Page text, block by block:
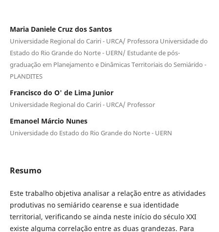
Maria Daniele Cruz dos Santos
Universidade Regional do Cariri - URCA/ Professora Universidade do
Estado do Rio Grande do Norte - UERN/ Estudante de pós-
graduação em Planejamento e Dinâmicas Territoriais do Semiárido -
PLANDITES
Francisco do O' de Lima Junior
Universidade Regional do Cariri - URCA/ Professor
Emanoel Márcio Nunes
Universidade do Estado do Rio Grande do Norte - UERN
Resumo
Este trabalho objetiva analisar a relação entre as atividades
produtivas no semiárido cearense e sua identidade
territorial, verificando se ainda neste início do século XXI
existe alguma correlação entre as duas grandezas. Para